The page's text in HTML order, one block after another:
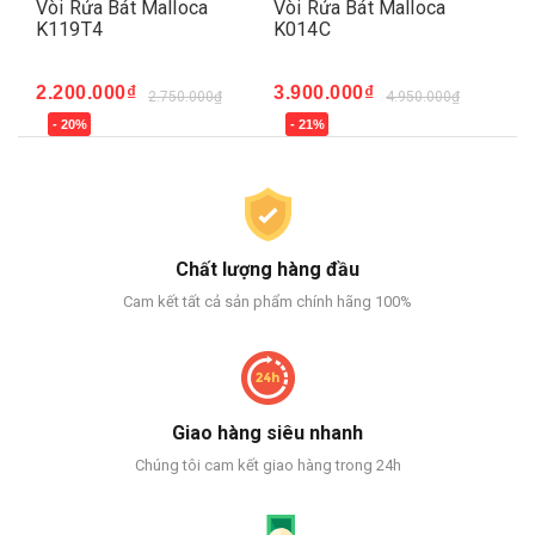
Vòi Rửa Bát Malloca
K119T4
2.200.000₫ 2.750.000₫
- 20%
Vòi Rửa Bát Malloca
K014C
3.900.000₫ 4.950.000₫
- 21%
Chất lượng hàng đầu
Cam kết tất cả sản phẩm chính hãng 100%
Giao hàng siêu nhanh
Chúng tôi cam kết giao hàng trong 24h